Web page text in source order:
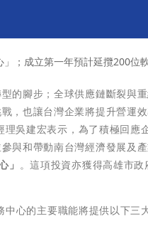
；成立第一年預計延攬200位
的腳步；全球供應鏈斷裂與
，也讓台灣企業將提升營運
吳建宏表示，為了積極回應
與和帶動南台灣經濟發展及
」 。這項投資亦獲得高雄市
心的主要職能將提供以下三